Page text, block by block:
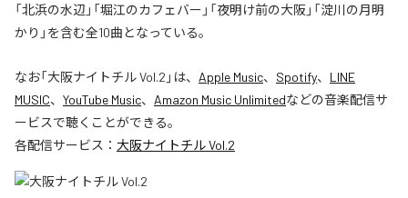
「北浜の水辺」「堀江のカフェバー」「夜明け前の大阪」「淀川の月明
かり」を含む全10曲となっている。
なお「大阪ナイトチル Vol.2 」は、 Apple Music、 Spotify、 LINE
MUSIC、 YouTube Music、 Amazon Music Unlimitedなどの音楽配信サ
ービスで聴くことができる。
各配信サービス： 大阪ナイトチル Vol.2